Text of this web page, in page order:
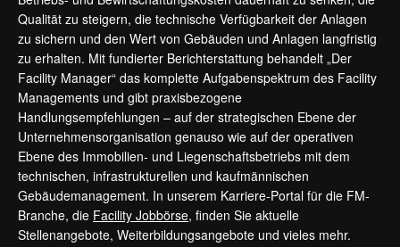
Qualität zu steigern, die technische Verfügbarkeit der Anlagen
zu sichern und den Wert von Gebäuden und Anlagen langfristig
zu erhalten. Mit fundierter Berichterstattung behandelt „Der
Facility Manager“ das komplette Aufgabenspektrum des Facility
Managements und gibt praxisbezogene
Handlungsempfehlungen – auf der strategischen Ebene der
Unternehmensorganisation genauso wie auf der operativen
Ebene des Immobilien- und Liegenschaftsbetriebs mit dem
technischen, infrastrukturellen und kaufmännischen
Gebäudemanagement. In unserem Karriere-Portal für die FM-
Branche, die Facility Jobbörse, finden Sie aktuelle
Stellenangebote, Weiterbildungsangebote und vieles mehr.